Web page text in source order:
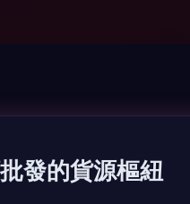
發的貨源樞紐